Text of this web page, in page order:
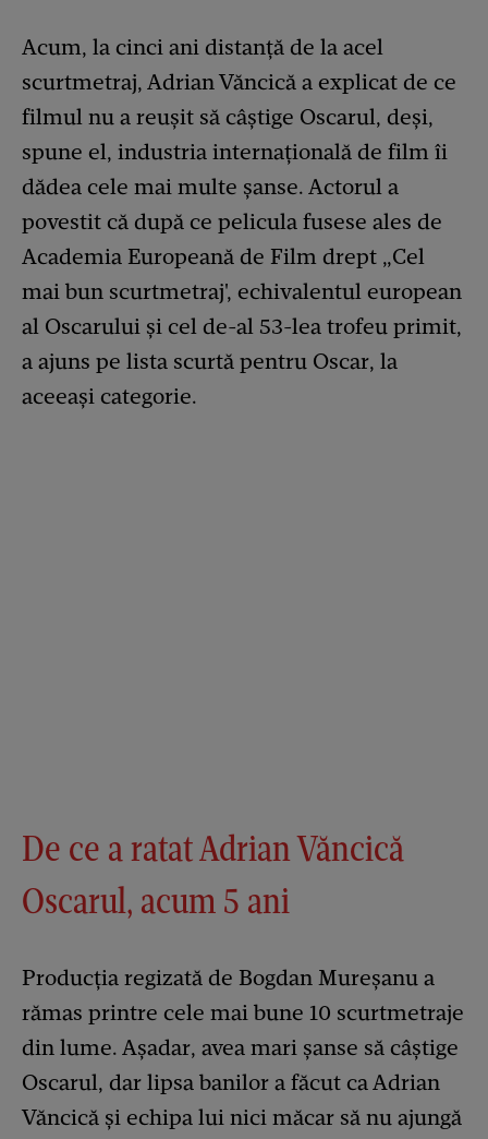
Acum, la cinci ani distanță de la acel
scurtmetraj, Adrian Văncică a explicat de ce
filmul nu a reușit să câștige Oscarul, deși,
spune el, industria internațională de film îi
dădea cele mai multe șanse. Actorul a
povestit că după ce pelicula fusese ales de
Academia Europeană de Film drept „Cel
mai bun scurtmetraj', echivalentul european
al Oscarului și cel de-al 53-lea trofeu primit,
a ajuns pe lista scurtă pentru Oscar, la
aceeași categorie.
De ce a ratat Adrian Văncică
Oscarul, acum 5 ani
Producția regizată de Bogdan Mureșanu a
rămas printre cele mai bune 10 scurtmetraje
din lume. Așadar, avea mari șanse să câștige
Oscarul, dar lipsa banilor a făcut ca Adrian
Văncică și echipa lui nici măcar să nu ajungă